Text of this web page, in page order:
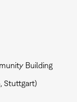
Building
Stuttgart)